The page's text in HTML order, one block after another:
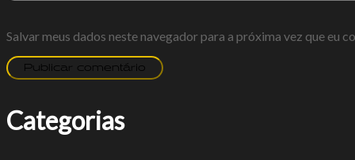
Salvar meus dados neste navegador para a próxima vez que eu
Categorias